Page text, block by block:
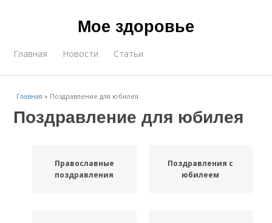
Мое здоровье
Главная Новости Статьи
Главная » Поздравление для юбилея
Поздравление для юбилея
Православные
поздравления
Поздравления с
юбилеем